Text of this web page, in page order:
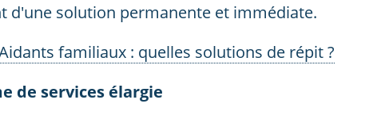
d'une solution permanente et immédiate.
familiaux : quelles solutions de répit ?
de services élargie